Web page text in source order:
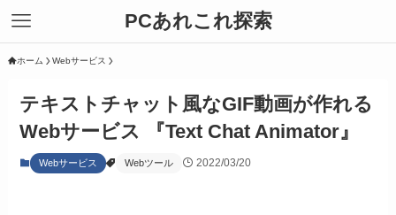
PCあれこれ探索
ホーム Webサービス
テキストチャット風なGIF動画が作れる
Webサービス 『Text Chat Animator』
Webサービス Webツール 2022/03/20